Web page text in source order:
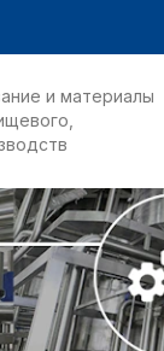
и материалы